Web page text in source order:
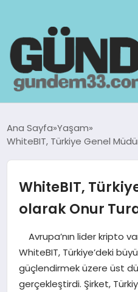
GÜNDEM
YAŞAM
SAĞLIK
TEKNOLOJI
EKONOMI
Ana Sayfa Yaşam
WhiteBIT, Türkiye Genel
WhiteBIT,
olarak Onur
Avrupa’nın lider kripto
WhiteBIT, Türkiye’deki
güçlendirmek üzere üst
gerçekleştirdi. Şirket,